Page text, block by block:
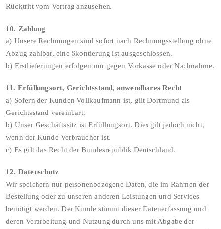
Rücktritt vom Vertrag anzusehen.
10. Zahlung
a) Unsere Rechnungen sind sofort nach Rechnungsstellung ohne
Abzug zahlbar, eine Skontierung ist ausgeschlossen.
b) Erstlieferungen erfolgen nur gegen Vorkasse oder Nachnahme.
11. Erfüllungsort, Gerichtsstand, anwendbares Recht
a) Sofern der Kunden Vollkaufmann ist, gilt Dortmund als
Gerichtsstand vereinbart.
b) Unser Geschäftssitz ist Erfüllungsort. Dies gilt jedoch nicht,
wenn der Kunde Verbraucher ist.
c) Es gilt das Recht der Bundesrepublik Deutschland.
12. Datenschutz
Wir speichern nur personenbezogene Daten, die im Rahmen der
Bestellung oder zu unseren anderen Leistungen und Services
benötigt werden. Der Kunde stimmt dieser Datenerfassung und
deren Verarbeitung und Nutzung durch uns mit Abgabe der